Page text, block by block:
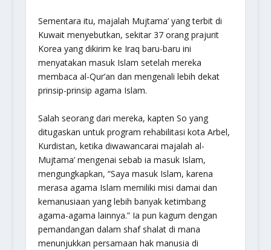
Sementara itu, majalah Mujtama’ yang terbit di
Kuwait menyebutkan, sekitar 37 orang prajurit
Korea yang dikirim ke Iraq baru-baru ini
menyatakan masuk Islam setelah mereka
membaca al-Qur’an dan mengenali lebih dekat
prinsip-prinsip agama Islam.
Salah seorang dari mereka, kapten So yang
ditugaskan untuk program rehabilitasi kota Arbel,
Kurdistan, ketika diwawancarai majalah al-
Mujtama’ mengenai sebab ia masuk Islam,
mengungkapkan, “Saya masuk Islam, karena
merasa agama Islam memiliki misi damai dan
kemanusiaan yang lebih banyak ketimbang
agama-agama lainnya.” Ia pun kagum dengan
pemandangan dalam shaf shalat di mana
menunjukkan persamaan hak manusia di